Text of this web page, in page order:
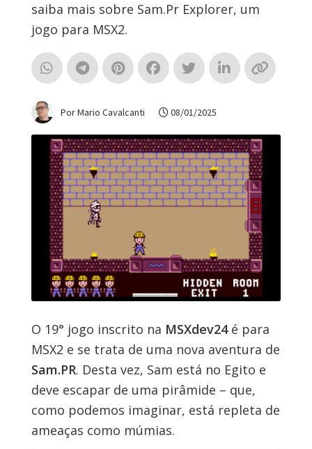
saiba mais sobre Sam.Pr Explorer, um
jogo para MSX2.
Por Mario Cavalcanti 08/01/2025
O 19° jogo inscrito na MSXdev24 é para
MSX2 e se trata de uma nova aventura de
Sam.PR. Desta vez, Sam está no Egito e
deve escapar de uma pirâmide – que,
como podemos imaginar, está repleta de
ameaças como múmias.